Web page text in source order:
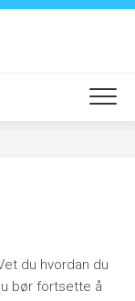
du hvordan du
bør fortsette å